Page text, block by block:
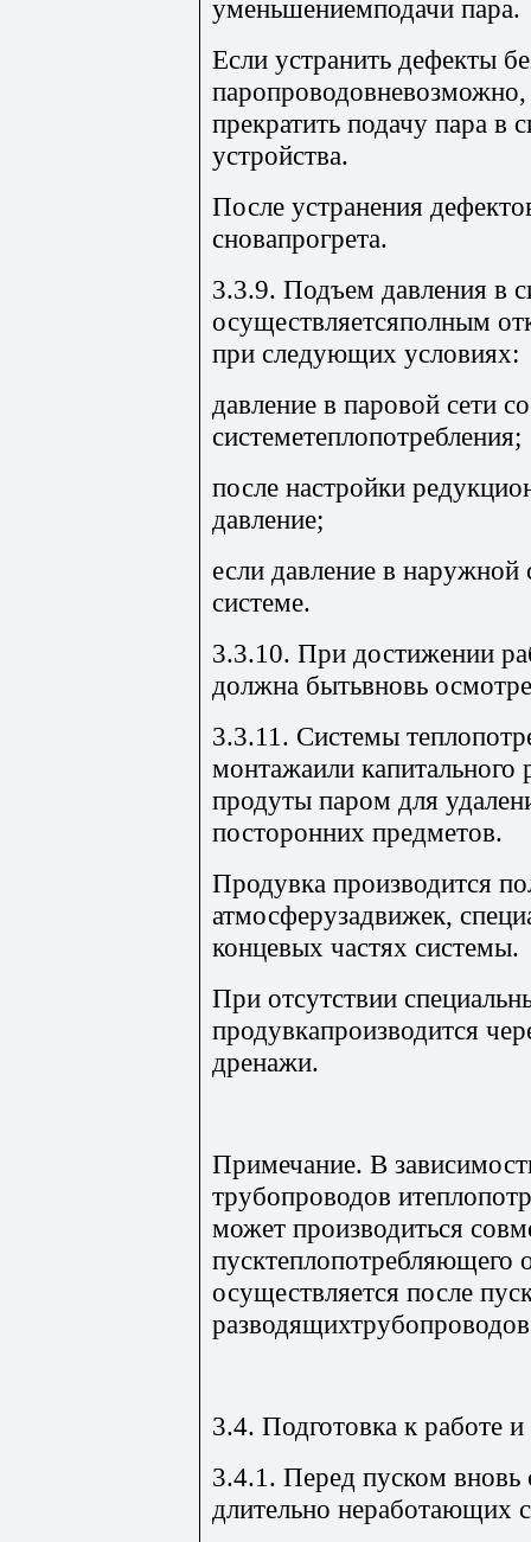
уменьшениемподачи пара.
Если устранить дефекты
прекратить подачу пара в
устройства.
После устранения
сновапрогрета.
3.3.9. Подъем давления в
осуществляетсяполным
при следующих условиях:
давление в паровой сети
системетеплопотребления;
после настройки
давление;
если давление в наружной
системе.
3.3.10. При достижении
должна бытьвновь
3.3.11. Системы
монтажаили
продуты паром для
посторонних предметов.
Продувка производится
атмосферузадвижек,
концевых частях системы.
При отсутствии
продувкапроизводится
дренажи.
Примечание. В
трубопроводов
может производиться
пусктеплопотребляющего
осуществляется после
3.4. Подготовка к работе
3.4.1. Перед пуском
длительно неработающих